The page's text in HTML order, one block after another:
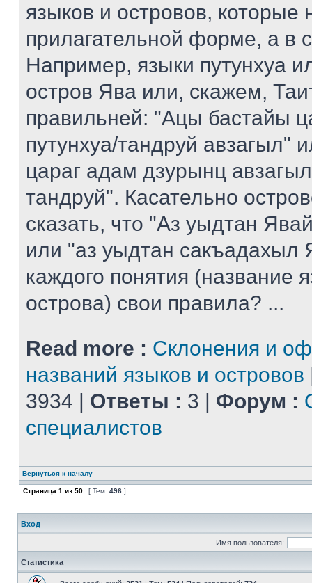
языков и островов, которые
прилагательной форме, а в
Например, языки путунхуа
остров Ява или, скажем,
правильней: "Ацы бастайы
путунхуа/тандруй авзагыл"
цараг адам дзурынц
тандруй". Касательно
сказать, что "Аз уыдтан
или "аз уыдтан сакъадахыл
каждого понятия (название
острова) свои правила? ...
Read more : Склонения и
названий языков и островов
3934 | Ответы : 3 | Форум :
специалистов
Вернуться к началу
Страница 1 из 50 [ Тем: 496 ]
Вход
Имя пользователя:
Статистика